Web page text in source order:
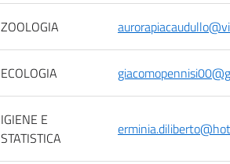
ZOOLOGIA
ECOLOGIA
IGIENE E
STATISTICA